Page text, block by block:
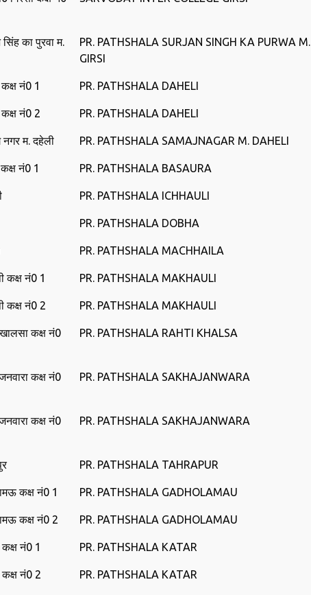
का पुरवा म.
PR. PATHSHALA SURJAN SINGH KA PURWA M.
GIRSI
कक्ष नं0 1 PR. PATHSHALA DAHELI
कक्ष नं0 2 PR. PATHSHALA DAHELI
नगर म. दहेली PR. PATHSHALA SAMAJNAGAR M. DAHELI
कक्ष नं0 1 PR. PATHSHALA BASAURA
PR. PATHSHALA ICHHAULI
PR. PATHSHALA DOBHA
PR. PATHSHALA MACHHAILA
कक्ष नं0 1 PR. PATHSHALA MAKHAULI
कक्ष नं0 2 PR. PATHSHALA MAKHAULI
खालसा कक्ष नं0
PR. PATHSHALA RAHTI KHALSA
कक्ष नं0
PR. PATHSHALA SAKHAJANWARA
कक्ष नं0
PR. PATHSHALA SAKHAJANWARA
PR. PATHSHALA TAHRAPUR
कक्ष नं0 1 PR. PATHSHALA GADHOLAMAU
कक्ष नं0 2 PR. PATHSHALA GADHOLAMAU
कक्ष नं0 1 PR. PATHSHALA KATAR
कक्ष नं0 2 PR. PATHSHALA KATAR